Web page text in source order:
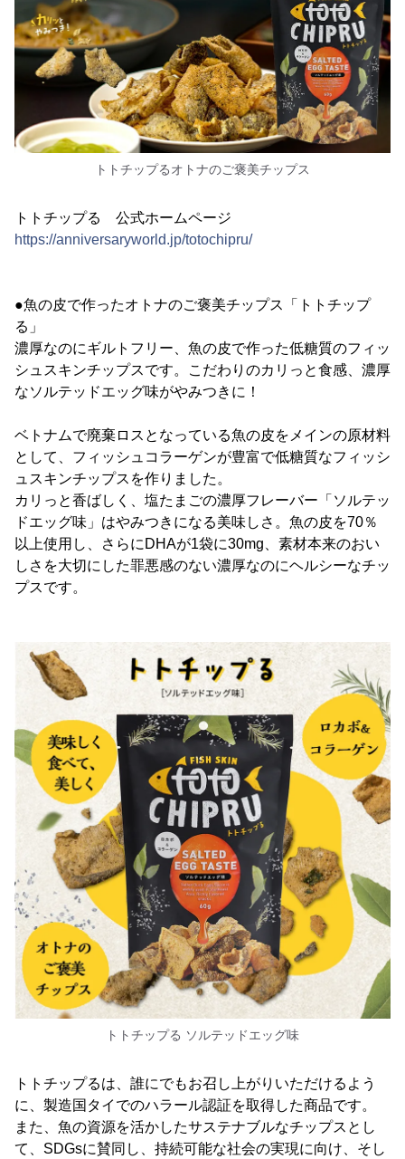
トトチップるオトナのご褒美チップス
トトチップる 公式ホームページ
https://anniversaryworld.jp/totochipru/
●魚の皮で作ったオトナのご褒美チップス「トトチップ
る」
濃厚なのにギルトフリー、魚の皮で作った低糖質のフィッ
シュスキンチップスです。こだわりのカリっと食感、濃厚
なソルテッドエッグ味がやみつきに！
ベトナムで廃棄ロスとなっている魚の皮をメインの原材料
として、フィッシュコラーゲンが豊富で低糖質なフィッシ
ュスキンチップスを作りました。
カリっと香ばしく、塩たまごの濃厚フレーバー「ソルテッ
ドエッグ味」はやみつきになる美味しさ。魚の皮を70％
以上使用し、さらにDHAが1袋に30mg、素材本来のおい
しさを大切にした罪悪感のない濃厚なのにヘルシーなチッ
プスです。
トトチップる ソルテッドエッグ味
トトチップるは、誰にでもお召し上がりいただけるよう
に、製造国タイでのハラール認証を取得した商品です。
また、魚の資源を活かしたサステナブルなチップスとし
て、SDGsに賛同し、持続可能な社会の実現に向け、そし